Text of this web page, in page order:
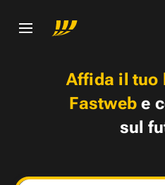
Affida il tuo
Fastweb e
sul